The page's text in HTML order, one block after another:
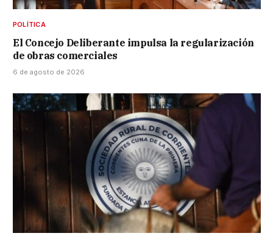
POLÍTICA
El Concejo Deliberante impulsa la regularización
de obras comerciales
6 de agosto de 2026